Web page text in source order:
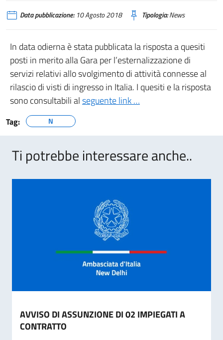
Data pubblicazione:10 Agosto 2018 Tipologia:News
In data odierna è stata pubblicata la risposta a quesiti
posti in merito alla Gara per l’esternalizzazione di
servizi relativi allo svolgimento di attività connesse al
rilascio di visti di ingresso in Italia. I quesiti e la risposta
sono consultabili alseguente link …
Tag: N
Ti potrebbe interessare anche..
AVVISO DI ASSUNZIONE DI 02 IMPIEGATI A
CONTRATTO